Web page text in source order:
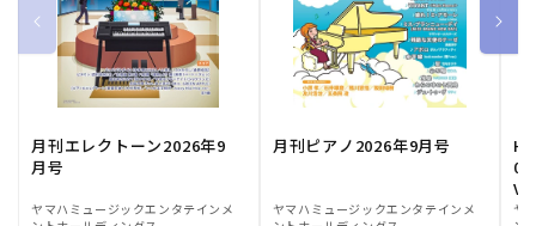
月刊エレクトーン2026年9
月号
販
ヤマハミュージックエンタテインメ
月刊ピアノ2026年9月号
販
ヤマハミュージックエンタテインメ
販ヤ